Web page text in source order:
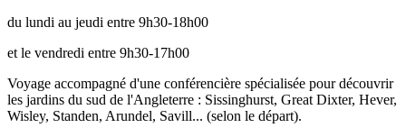
du lundi au jeudi entre 9h30-18h00
et le vendredi entre 9h30-17h00
Voyage accompagné d'une conférencière spécialisée pour découvrir
les jardins du sud de l'Angleterre : Sissinghurst, Great Dixter, Hever,
Wisley, Standen, Arundel, Savill... (selon le départ).